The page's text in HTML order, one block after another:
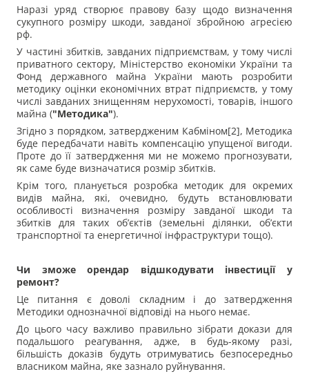
Наразі уряд створює правову базу щодо визначення
сукупного розміру шкоди, завданої збройною агресією
рф.
У частині збитків, завданих підприємствам, у тому числі
приватного сектору, Міністерство економіки України та
Фонд державного майна України мають розробити
методику оцінки економічних втрат підприємств, у тому
числі завданих знищенням нерухомості, товарів, іншого
майна ("Методика").
Згідно з порядком, затвердженим Кабміном[2], Методика
буде передбачати навіть компенсацію упущеної вигоди.
Проте до її затвердження ми не можемо прогнозувати,
як саме буде визначатися розмір збитків.
Крім того, планується розробка методик для окремих
видів майна, які, очевидно, будуть встановлювати
особливості визначення розміру завданої шкоди та
збитків для таких об’єктів (земельні ділянки, об’єкти
транспортної та енергетичної інфраструктури тощо).
Чи зможе орендар відшкодувати інвестиції у
ремонт?
Це питання є доволі складним і до затвердження
Методики однозначної відповіді на нього немає.
До цього часу важливо правильно зібрати докази для
подальшого реагування, адже, в будь-якому разі,
більшість доказів будуть отримуватись безпосередньо
власником майна, яке зазнало руйнування.